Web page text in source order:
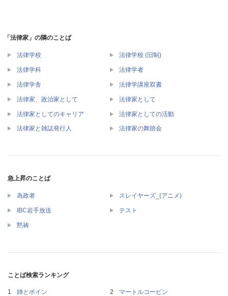
「法律家」の隣のことば
法律学校 法律学校 (旧制)
法律学科 法律学者
法律学舎 法律学講座双書
法律家、政治家として 法律家として
法律家としてのキャリア 法律家としての活動
法律家と雑誌発行人 法律家の舞踏会
急上昇のことば
為政者 スレイヤーズ_(アニメ)
IBC岩手放送 テスト
黙祷
ことば検索ランキング
姉とボイン
マートルコービン